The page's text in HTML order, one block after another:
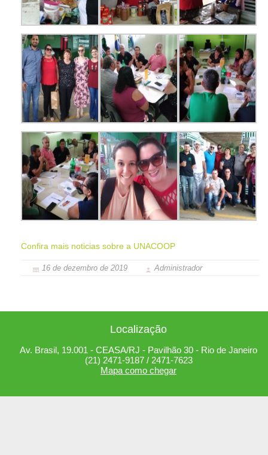
Confira mais noticias sobre a UNACOOP
16 de dezembro de 2019 Administrador
Localização
Av. Brasil, 19.001 - CEASA/RJ - Pavilhão 30 - Rio de Janeiro
(21) 2471-9187 / 2471-7623
Mapa como chegar